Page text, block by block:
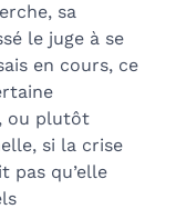
sa
le juge à se
en cours, ce
ou plutôt
si la crise
pas qu’elle